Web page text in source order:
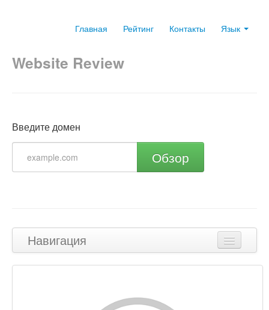
Главная Рейтинг Контакты Язык
Website Review
Введите домен
Обзор
Навигация
Наверх